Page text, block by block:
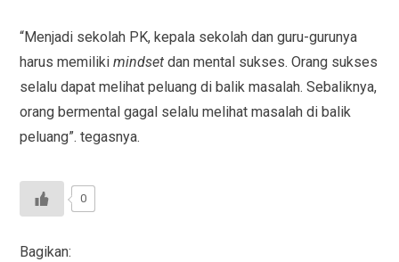
“Menjadi sekolah PK, kepala sekolah dan guru-gurunya
harus memilikimindset dan mental sukses. Orang sukses
selalu dapat melihat peluang di balik masalah. Sebaliknya,
orang bermental gagal selalu melihat masalah di balik
peluang”. tegasnya.
0
Bagikan: